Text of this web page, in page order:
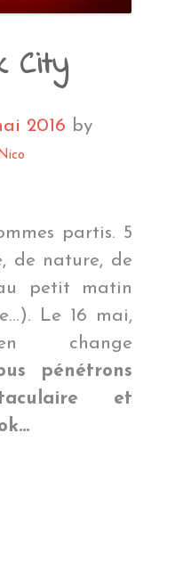
City
2016 by
partis. 5
de nature, de
petit matin
Le 16 mai,
change
pénétrons
et